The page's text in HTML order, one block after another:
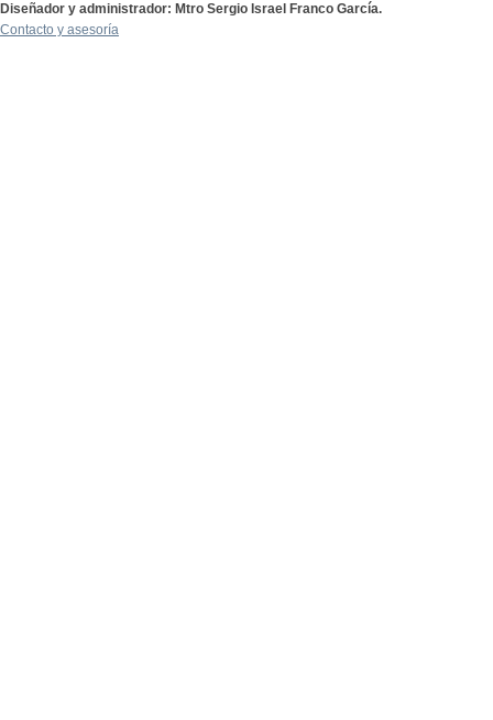
Diseñador y administrador: Mtro Sergio Israel Franco García.
Contacto y asesoría